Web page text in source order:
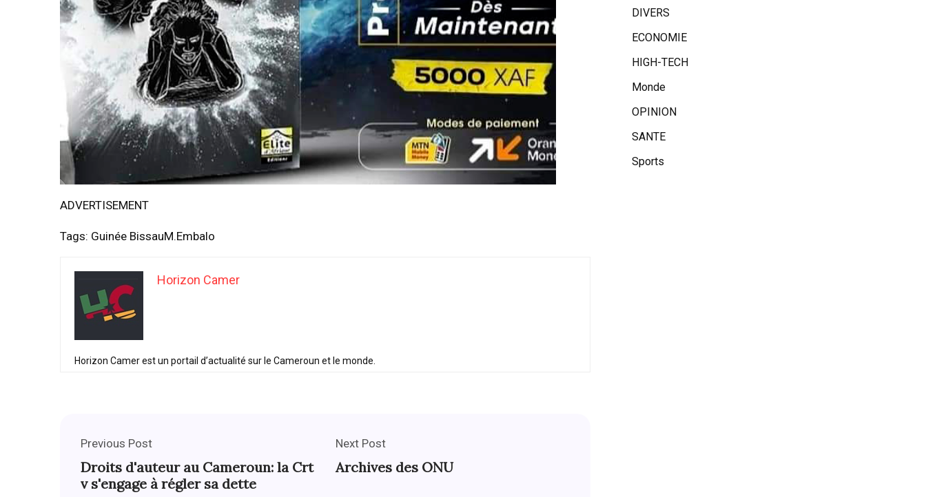
ADVERTISEMENT
Tags: Guinée BissauM.Embalo
Horizon Camer
Horizon Camer est un portail d’actualité sur le Cameroun et le monde.
Previous Post
Droits d'auteur au Cameroun: la Crt
v s'engage à régler sa dette
Next Post
Archives des ONU
DIVERS
ECONOMIE
HIGH-TECH
Monde
OPINION
SANTE
Sports